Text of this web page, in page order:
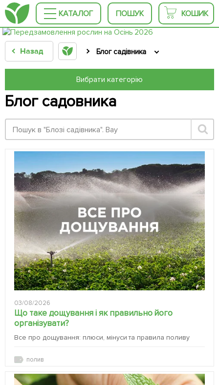
КАТАЛОГ ПОШУК КОШИК
Назад Блог садівника
Вибрати категорію
Блог садовника
03/08/2026
Що таке дощування і як правильно його
організувати?
Все про дощування: плюси, мінуси та правила поливу
полив